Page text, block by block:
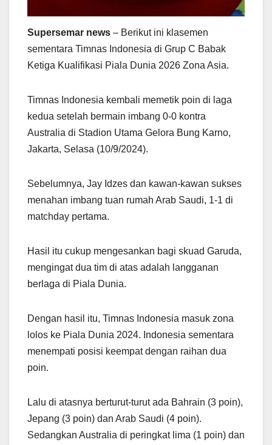
Supersemar news – Berikut ini klasemen
sementara Timnas Indonesia di Grup C Babak
Ketiga Kualifikasi Piala Dunia 2026 Zona Asia.
Timnas Indonesia kembali memetik poin di laga
kedua setelah bermain imbang 0-0 kontra
Australia di Stadion Utama Gelora Bung Karno,
Jakarta, Selasa (10/9/2024).
Sebelumnya, Jay Idzes dan kawan-kawan sukses
menahan imbang tuan rumah Arab Saudi, 1-1 di
matchday pertama.
Hasil itu cukup mengesankan bagi skuad Garuda,
mengingat dua tim di atas adalah langganan
berlaga di Piala Dunia.
Dengan hasil itu, Timnas Indonesia masuk zona
lolos ke Piala Dunia 2024. Indonesia sementara
menempati posisi keempat dengan raihan dua
poin.
Lalu di atasnya berturut-turut ada Bahrain (3 poin),
Jepang (3 poin) dan Arab Saudi (4 poin).
Sedangkan Australia di peringkat lima (1 poin) dan